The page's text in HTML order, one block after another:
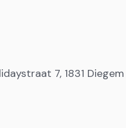
7, 1831 Diegem